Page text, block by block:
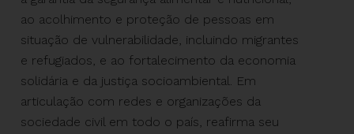
ao acolhimento e proteção de pessoas em
situação de vulnerabilidade, incluindo migrantes
e refugiados, e ao fortalecimento da economia
solidária e da justiça socioambiental. Em
articulação com redes e organizações da
sociedade civil em todo o país, reafirma seu